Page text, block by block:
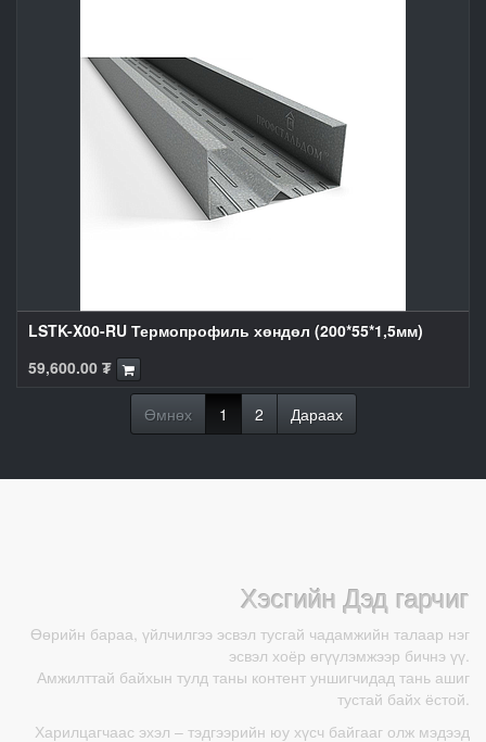
LSTK-X00-RU Термопрофиль хөндөл (200*55*1,5мм)
59,600.00 ₮
Өмнөх 1 2 Дараах
Хэсгийн Дэд гарчиг
Өөрийн бараа, үйлчилгээ эсвэл тусгай чадамжийн талаар нэг
эсвэл хоёр өгүүлэмжээр бичнэ үү.
Амжилттай байхын тулд таны контент уншигчидад тань ашиг
тустай байх ёстой.
Харилцагчаас эхэл – тэдгээрийн юу хүсч байгааг олж мэдээд